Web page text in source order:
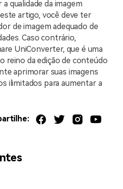
qualidade da imagem
artigo, você deve ter
de imagem adequado de
Caso contrário,
UniConverter, que é uma
reino da edição de conteúdo
aprimorar suas imagens
ilimitados para aumentar a